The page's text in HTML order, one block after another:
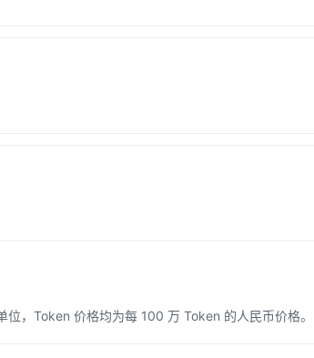
，Token 价格均为每 100 万 Token 的人民币价格。